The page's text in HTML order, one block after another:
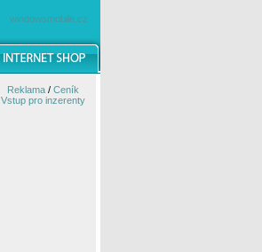
windowsmobile.cz
Reklama/ Ceník
Vstup pro inzerenty